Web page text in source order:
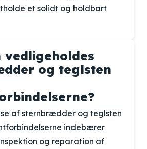
et solidt og holdbart
vedligeholdes
og teglsten
af sternbrædder og teglsten
indebærer
og reparation af